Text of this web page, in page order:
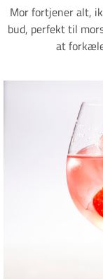
Mor fortjener alt,
bud, perfekt til
at